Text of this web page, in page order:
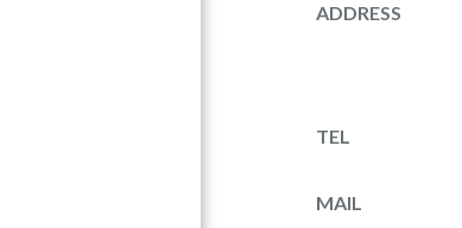
ADDRESS
TEL
MAIL